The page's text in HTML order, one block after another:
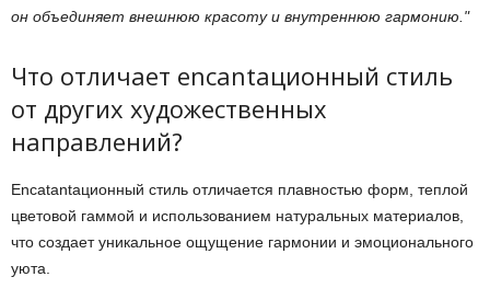
он объединяет внешнюю красоту и внутреннюю гармонию.
Что отличает encantaционный стиль
от других художественных
направлений?
Encatantaционный стиль отличается плавностью форм, теплой
цветовой гаммой и использованием натуральных материалов,
что создает уникальное ощущение гармонии и эмоционального
уюта.